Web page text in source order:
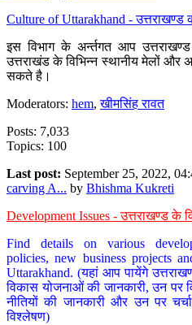
Culture of Uttarakhand - उत्तराखण्ड
इस विभाग के अर्न्तगत आप उत्तराखण्ड
उत्तराखंड के विभिन्न स्थानीय मेलों और
सकते है।
Moderators: hem,खीमसिंह रावत
Posts: 7,033
Topics: 100
Last post: September 25, 2022,
carving A... by Bhishma Kukreti
Development Issues - उत्तराखण्ड के
Find details on various
policies, new business projects
Uttarakhand. (यहां आप पायेंगे
विकास योजनाओं की जानकारी, उन पर
नीतियों की जानकारी और उन पर
विश्लेषण)